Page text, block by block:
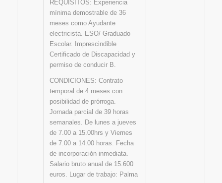
REQUISITOS: Experiencia
mínima demostrable de 36
meses como Ayudante
electricista. ESO/ Graduado
Escolar. Imprescindible
Certificado de Discapacidad y
permiso de conducir B.
CONDICIONES: Contrato
temporal de 4 meses con
posibilidad de prórroga.
Jornada parcial de 39 horas
semanales. De lunes a jueves
de 7.00 a 15.00hrs y Viernes
de 7.00 a 14.00 horas. Fecha
de incorporación inmediata.
Salario bruto anual de 15.600
euros. Lugar de trabajo: Palma